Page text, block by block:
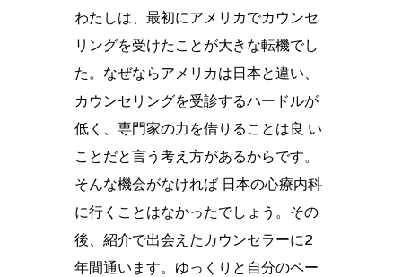
わたしは、最初にアメリカでカウンセ
リングを受けたことが大きな転機でし
た。なぜならアメリカは日本と違い、
カウンセリングを受診するハードルが
低く、専門家の力を借りることは良 い
ことだと言う考え方があるからです。
そんな機会がなければ 日本の心療内科
に行くことはなかったでしょう。その
後、紹介で出会えたカウンセラーに2
年間通います。ゆっくりと自分のペー